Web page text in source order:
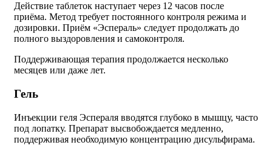
Действие таблеток наступает через 12 часов после
приёма. Метод требует постоянного контроля режима и
дозировки. Приём «Эспераль» следует продолжать до
полного выздоровления и самоконтроля.
Поддерживающая терапия продолжается несколько
месяцев или даже лет.
Гель
Инъекции геля Эспераля вводятся глубоко в мышцу, часто
под лопатку. Препарат высвобождается медленно,
поддерживая необходимую концентрацию дисульфирама.